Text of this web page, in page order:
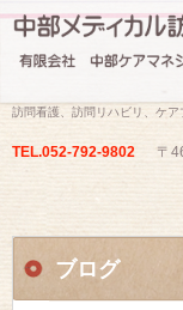
訪問看護、訪問リハビリ、ケ
TEL.052-792-9802 〒
ブログ